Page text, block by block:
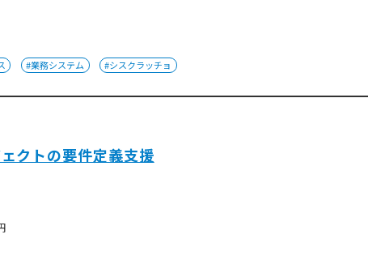
#業務システム #シスクラッチョ
クトの要件定義支援